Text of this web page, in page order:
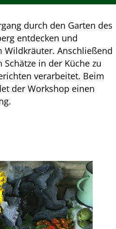
durch den Garten des
entdecken und
Anschließend
in der Küche zu
verarbeitet. Beim
der Workshop einen